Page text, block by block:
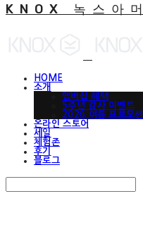
KNOX 녹스아머
HOME
소개
맵버십 혜택
5주년 감사 이벤트
2026 여름 프로모션
온라인 스토어
세일
체험존
후기
블로그